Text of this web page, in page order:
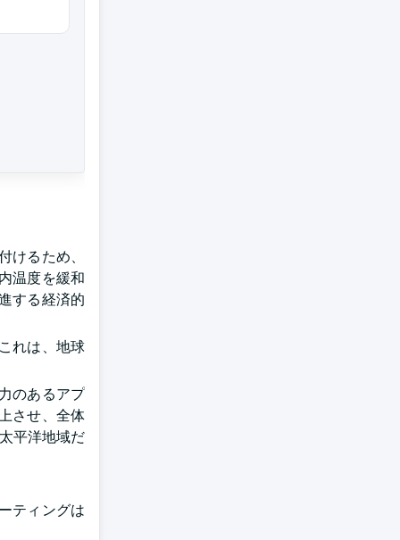
るため、
温度を緩和
する経済的
れは、地球
のあるアプ
させ、全体
平洋地域だ
ティングは